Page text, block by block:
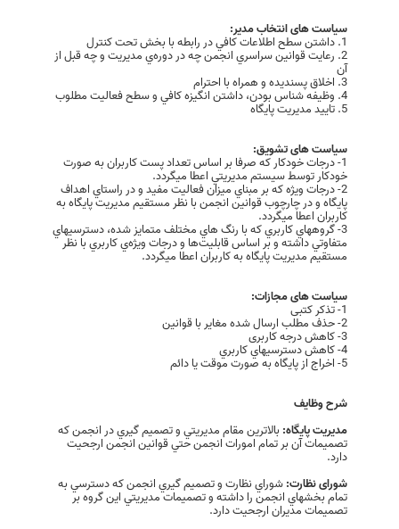
سیاست های انتخاب مدیر:
1. داشتن سطح اطلاعات کافي در رابطه با بخش تحت کنترل
2. رعايت قوانين سراسري انجمن چه در دوره‌ي مديريت و چه قبل از
آن
3. اخلاق پسنديده و همراه با احترام
4. وظيفه شناس بودن، داشتن انگيزه کافي و سطح فعاليت مطلوب
5. تاييد مديريت پايگاه
سیاست های تشویق:
1- درجات خودکار که صرفا بر اساس تعداد پست کاربران به صورت
خودکار توسط سيستم مديريتي اعطا ميگردد.
2- درجات ويژه که بر مبناي ميزان فعاليت مفيد و در راستاي اهداف
پايگاه و در چارچوب قوانين انجمن با نظر مستقيم مديريت پايگاه به
کاربران اعطا ميگردد.
3- گروههاي کاربري که با رنگ هاي مختلف متمايز شده، دسترسيهاي
متفاوتي داشته و بر اساس قابليت‌ها و درجات ويژه‌ي کاربري با نظر
مستقيم مديريت پايگاه به کاربران اعطا ميگردد.
سیاست های مجازات:
1- تذکر کتبی
2- حذف مطلب ارسال شده مغایر با قوانین
3- کاهش درجه کاربری
4- کاهش دسترسيهاي کاربري
5- اخراج از پایگاه به صورت موقت يا دائم
شرح وظایف
مدیريت پایگاه: بالاترين مقام مديريتي و تصميم گيري در انجمن که
تصميمات آن بر تمام امورات انجمن حتي قوانين انجمن ارجحيت
دارد.
شورای نظارت:شوراي نظارت و تصميم گيري انجمن که دسترسي به
تمام بخشهاي انجمن را داشته و تصميمات مديريتي اين گروه بر
تصميمات مديران ارجحيت دارد.